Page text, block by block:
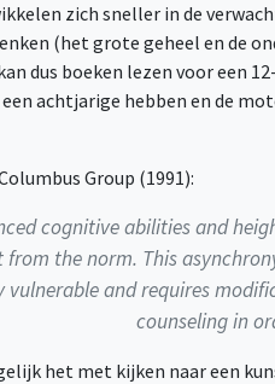
zich sneller in de
(het grote geheel en de
dus boeken lezen voor een
achtjarige hebben en de
Group (1991):
cognitive abilities and
the norm. This
and requires
counseling in
het met kijken naar een